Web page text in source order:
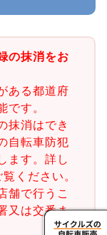
の抹消をお
ある都道府
です。
抹消はでき
自転車防犯
ます。詳し
覧ください。
舗で行うこ
又は交番ま